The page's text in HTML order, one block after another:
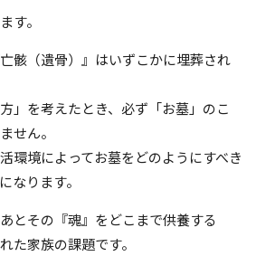
す。
骸（遺骨）』はいずこかに埋葬され
」を考えたとき、必ず「お墓」のこ
せん。
環境によってお墓をどのようにすべき
なります。
とその『魂』をどこまで供養する
た家族の課題です。